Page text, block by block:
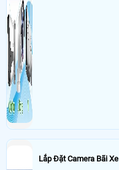
Lắp Đặt Camera Bãi Xe